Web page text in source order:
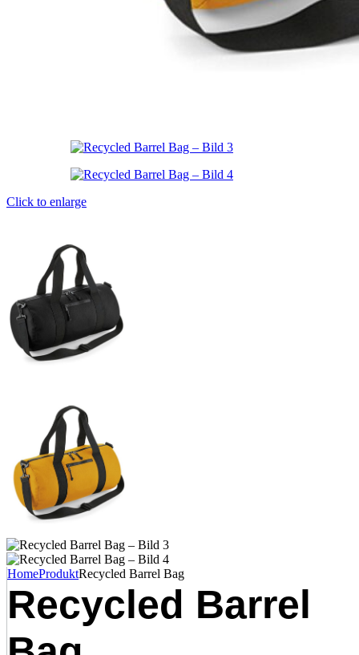
Click to enlarge
HomeProduktRecycled Barrel Bag
Recycled Barrel